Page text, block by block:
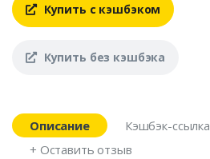
Купить с кэшбэком
Купить без кэшбэка
Описание
Кэшбэк-ссылка
+ Оставить отзыв